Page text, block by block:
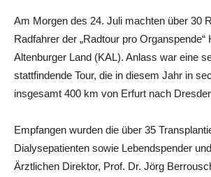
Am Morgen des 24. Juli machten über 30
Radfahrer der „Radtour pro Organspende“
Altenburger Land (KAL). Anlass war eine
stattfindende Tour, die in diesem Jahr in
insgesamt 400 km von Erfurt nach
Empfangen wurden die über 35
Dialysepatienten sowie Lebendspender
Ärztlichen Direktor, Prof. Dr. Jörg